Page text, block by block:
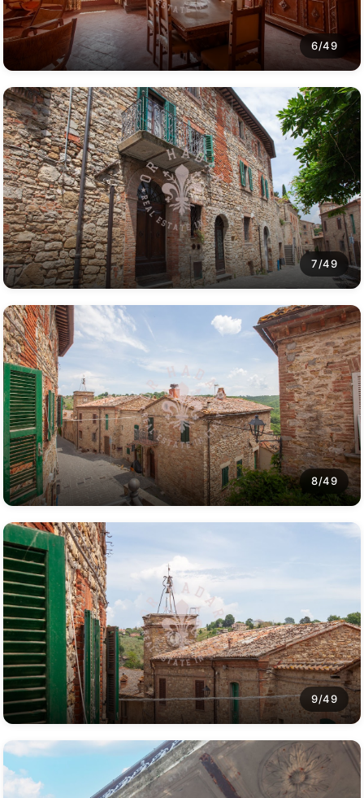
6/49
7/49
8/49
9/49